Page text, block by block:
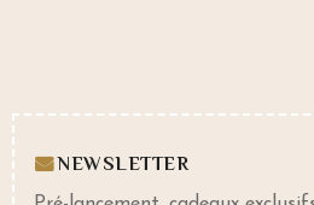
NEWSLETTER